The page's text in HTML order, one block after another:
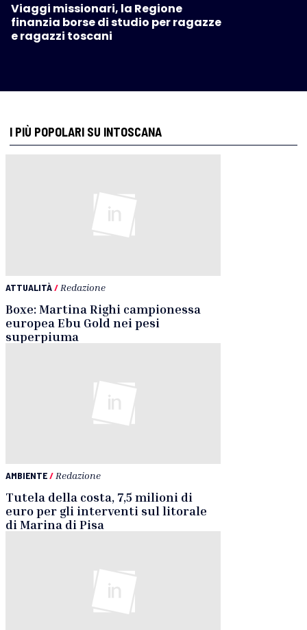
Viaggi missionari, la Regione
finanzia borse di studio per ragazze
e ragazzi toscani
I PIÙ POPOLARI SU INTOSCANA
ATTUALITÀ/ Redazione
Boxe: Martina Righi campionessa
europea Ebu Gold nei pesi
superpiuma
AMBIENTE/ Redazione
Tutela della costa, 7,5 milioni di
euro per gli interventi sul litorale
di Marina di Pisa